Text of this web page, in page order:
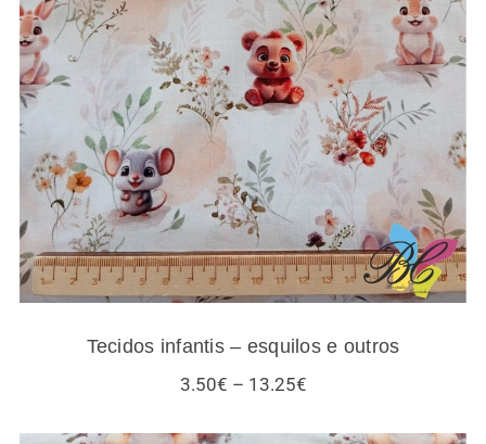
Tecidos infantis – esquilos e outros
Tecidos infantis – esquilos e outros
3.50€ – 13.25€Price